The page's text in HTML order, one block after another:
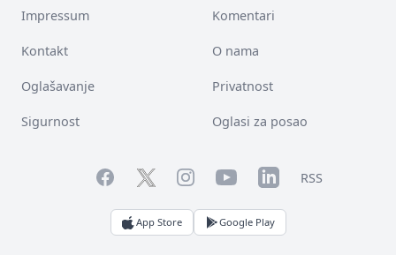
Impressum Komentari
Kontakt O nama
Oglašavanje Privatnost
Sigurnost Oglasi za posao
FacebookTwitterInstagramYouTubeLinkedInRSS
App Store Google Play